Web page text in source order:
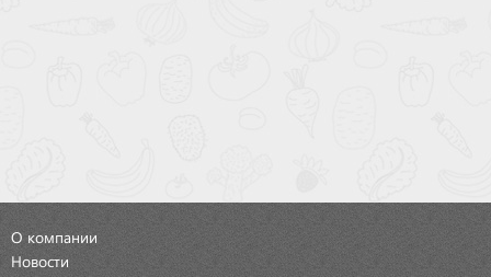
О компании
Новости